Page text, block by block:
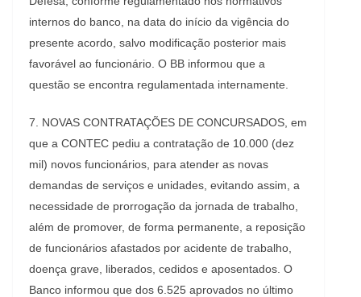
internos do banco, na data do início da vigência do
presente acordo, salvo modificação posterior mais
favorável ao funcionário. O BB informou que a
questão se encontra regulamentada internamente.
7. NOVAS CONTRATAÇÕES DE CONCURSADOS, em
que a CONTEC pediu a contratação de 10.000 (dez
mil) novos funcionários, para atender as novas
demandas de serviços e unidades, evitando assim, a
necessidade de prorrogação da jornada de trabalho,
além de promover, de forma permanente, a reposição
de funcionários afastados por acidente de trabalho,
doença grave, liberados, cedidos e aposentados. O
Banco informou que dos 6.525 aprovados no último